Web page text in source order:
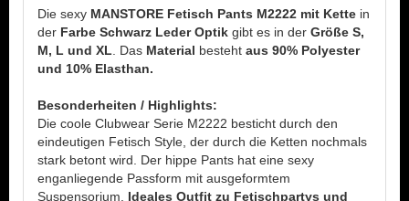
Die sexy MANSTORE Fetisch Pants M2222 mit Kette in
der Farbe Schwarz Leder Optik gibt es in der Größe S,
M, L und XL . Das Material besteht aus 90% Polyester
und 10% Elasthan.
Besonderheiten / Highlights:
Die coole Clubwear Serie M2222 besticht durch den
eindeutigen Fetisch Style, der durch die Ketten nochmals
stark betont wird. Der hippe Pants hat eine sexy
enganliegende Passform mit ausgeformtem
Suspensorium. Ideales Outfit zu Fetischpartys und